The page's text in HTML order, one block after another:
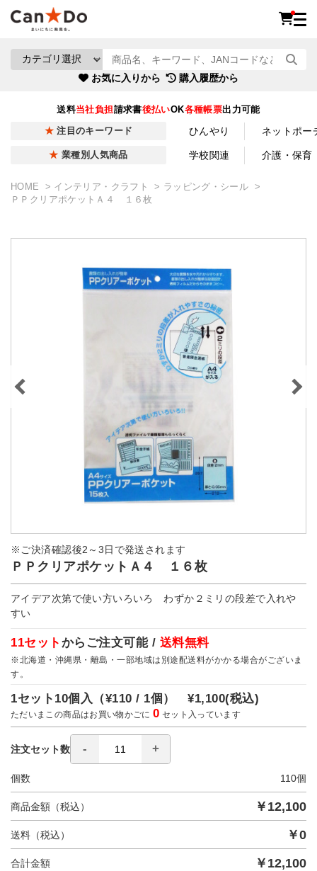
お気に入りから 購入履歴から
送料当社負担請求書後払いOK各種帳票出力可能
注目のキーワード ひんやり ネットポー
業種別人気商品 学校関連 介護・保育
HOME インテリア・クラフト
ラッピング・シール
ＰＰクリアポケットＡ４ １６枚
※ご決済確認後2～3日で発送されます
ＰＰクリアポケットＡ４ １６枚
アイデア次第で使い方いろいろ わずか２ミリの段差で入れや
すい
11セット からご注文可能 / 送料無料
※北海道・沖縄県・離島・一部地域は別途配送料がかかる場合がございま
す。
1セット10個入（¥110 / 1個）¥1,100(税込)
ただいまこの商品はお買い物かごに0 セット入っています
注文セット数
個数 110個
商品金額（税込） ￥ 12,100
送料（税込） ￥0
合計金額 ￥ 12,100